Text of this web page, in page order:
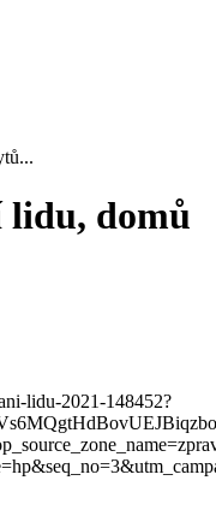
lidu, domů
lidu-2021-148452?